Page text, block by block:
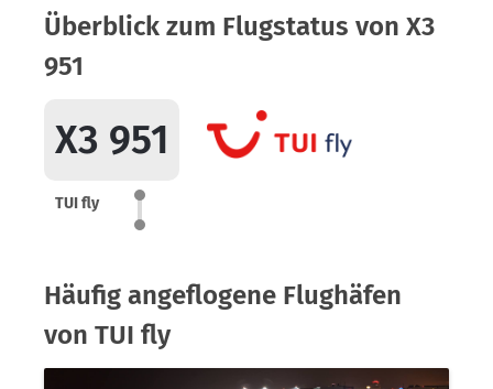
Überblick zum Flugstatus von X3
951
X3 951
TUI fly
Häufig angeflogene Flughäfen
von TUI fly